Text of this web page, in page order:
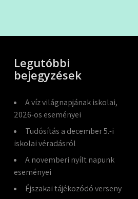
Legutóbbi
bejegyzések
A víz világnapjának iskolai,
2026-os eseményei
Tudósítás a december 5.-i
iskolai véradásról
A novemberi nyílt napunk
eseményei
Éjszakai tájékozódó verseny